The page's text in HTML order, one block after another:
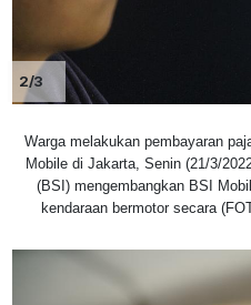
2/3
Warga melakukan pembayaran
Mobile di Jakarta, Senin (21/3/
(BSI) mengembangkan BSI
kendaraan bermotor secara